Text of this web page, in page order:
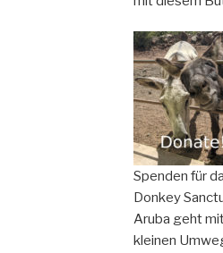
Spenden für
Donkey
Aruba geht
kleinen